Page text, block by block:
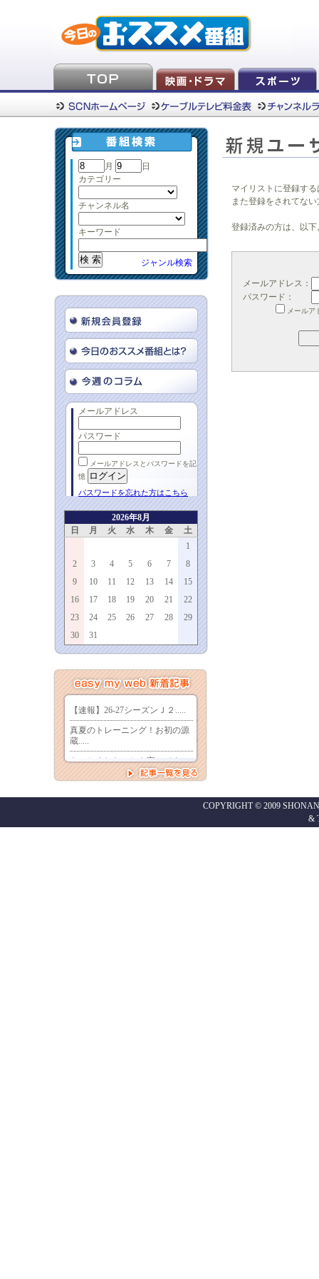
月
日
カテゴリー
チャンネル名
キーワード
ジャンル検索
メールアドレス
パスワード
メールアドレスとパスワードを記
憶
パスワードを忘れた方はこちら
2026年8月
日
月 火 水 木 金
土
1
2
3 4 5 6 7
8
9
10 11 12 13 14
15
16
17 18 19 20 21
22
23
24 25 26 27 28
29
30
31
マイリストに登録す
また登録をされてな
登録済みの方は、以
メールアドレス：
パスワード：
メールア
COPYRIGHT © 2009
&